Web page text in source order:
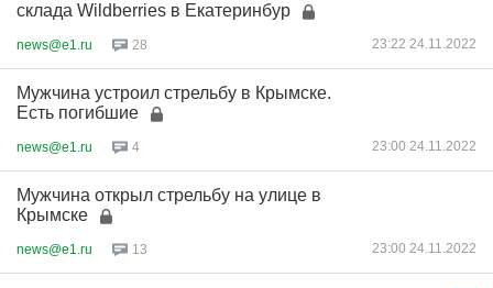
склада Wildberries в Екатеринбур
news@e1.ru 28 23:22 24.11.2022
Мужчина устроил стрельбу в Крымске.
Есть погибшие
news@e1.ru 4 23:00 24.11.2022
Мужчина открыл стрельбу на улице в
Крымске
news@e1.ru 13 23:00 24.11.2022